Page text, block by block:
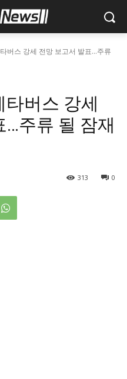
버스 강세 전망 보고서 발표...주류
타버스 강세
…주류 될 잠재
0
313